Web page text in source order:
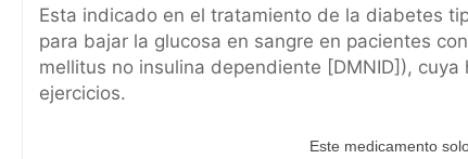
Esta indicado en el tratamiento de la diabetes
para bajar la glucosa en sangre en pacientes
mellitus no insulina dependiente [DMNID]),
ejercicios.
Este medicamento